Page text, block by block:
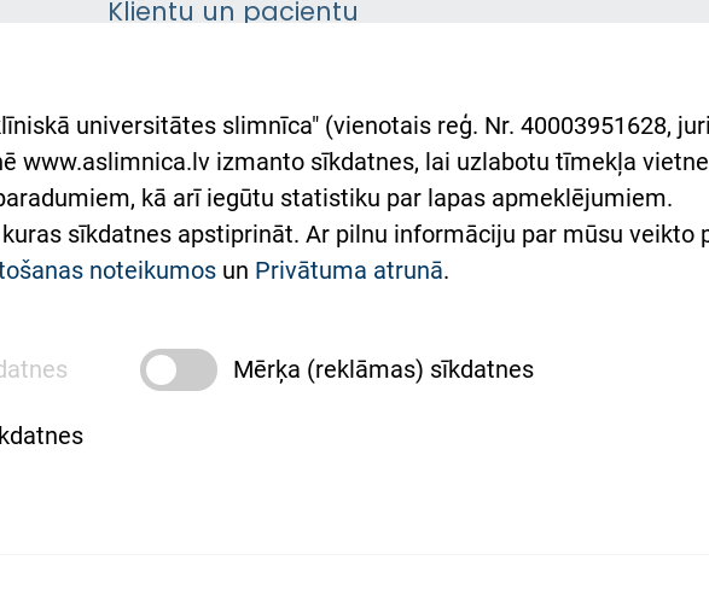
Klientu un pacientu
Austrumu slimnīcas
atbalsts Ukrainai
Підтримка Східної лікарні
та співпраця з Україною
universitātes slimnīca" (vienotais reģ. Nr. 40003951628,
www.aslimnica.lv izmanto sīkdatnes, lai uzlabotu tīmekļa
kā arī iegūtu statistiku par lapas apmeklējumiem.
sīkdatnes apstiprināt. Ar pilnu informāciju par mūsu veikto
noteikumos un Privātuma atrunā.
Mērķa (reklāmas) sīkdatnes